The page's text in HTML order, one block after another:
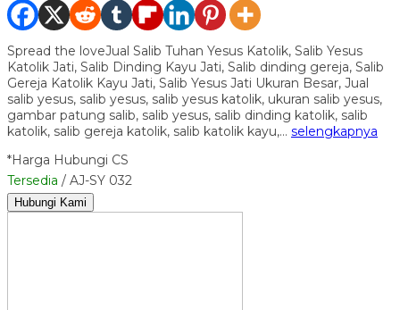
Spread the loveJual Salib Tuhan Yesus Katolik, Salib Yesus
Katolik Jati, Salib Dinding Kayu Jati, Salib dinding gereja, Salib
Gereja Katolik Kayu Jati, Salib Yesus Jati Ukuran Besar, Jual
salib yesus, salib yesus, salib yesus katolik, ukuran salib yesus,
gambar patung salib, salib yesus, salib dinding katolik, salib
katolik, salib gereja katolik, salib katolik kayu,… selengkapnya
*Harga Hubungi CS
Tersedia / AJ-SY 032
Hubungi Kami